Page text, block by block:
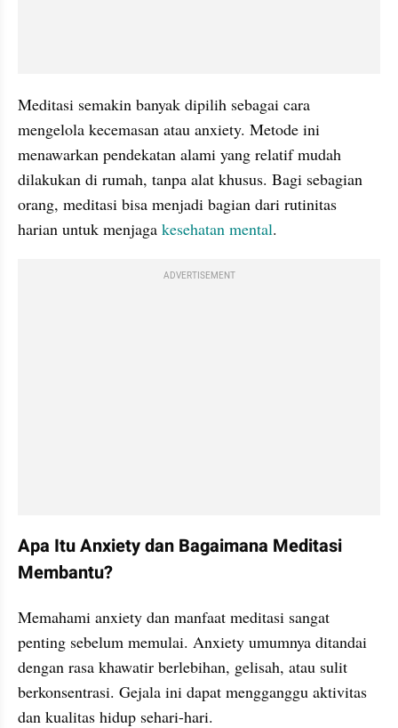
Meditasi semakin banyak dipilih sebagai cara
mengelola kecemasan atau anxiety. Metode ini
menawarkan pendekatan alami yang relatif mudah
dilakukan di rumah, tanpa alat khusus. Bagi sebagian
orang, meditasi bisa menjadi bagian dari rutinitas
harian untuk menjaga kesehatan mental.
ADVERTISEMENT
Apa Itu Anxiety dan Bagaimana Meditasi
Membantu?
Memahami anxiety dan manfaat meditasi sangat
penting sebelum memulai. Anxiety umumnya ditandai
dengan rasa khawatir berlebihan, gelisah, atau sulit
berkonsentrasi. Gejala ini dapat mengganggu aktivitas
dan kualitas hidup sehari-hari.